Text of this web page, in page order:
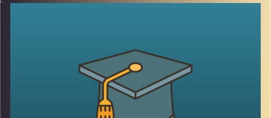
הגאווה" והשיח על מגדר ובפרט על התאמה מגדרית עולה
ויחסים בין קבוצות בבית הספר לפסיכולוגיה כאן באוניברסיטת
רייכמן, לדבר על מגדר, על החשיבות של תפיסה א-בינארית ומה
ההשפעות שלה על כולנו.